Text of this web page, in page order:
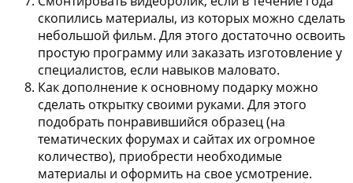
скопились материалы, из которых можно сделать
небольшой фильм. Для этого достаточно освоить
простую программу или заказать изготовление у
специалистов, если навыков маловато.
Как дополнение к основному подарку можно
сделать открытку своими руками. Для этого
подобрать понравившийся образец (на
тематических форумах и сайтах их огромное
количество), приобрести необходимые
материалы и оформить на свое усмотрение.